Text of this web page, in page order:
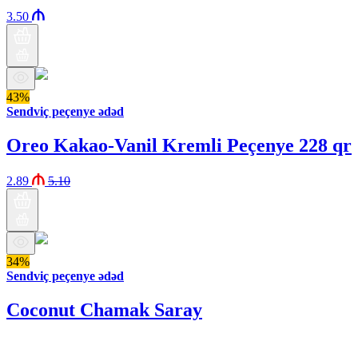
3.50
43%
Sendviç peçenye ədəd
Oreo Kakao-Vanil Kremli Peçenye 228 qr
2.89 5.10
34%
Sendviç peçenye ədəd
Coconut Chamak Saray